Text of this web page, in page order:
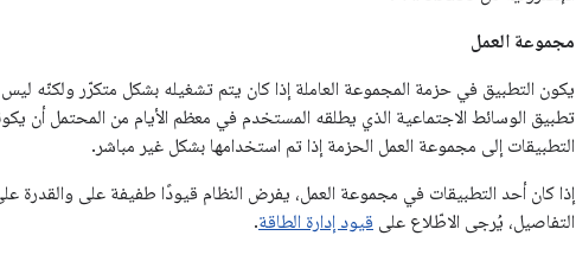
مجموعة العمل
يكون التطبيق في حزمة المجموعة العاملة إذا كان يتم تشغيله بشكل متكرّر ولكنّه
تطبيق الوسائط الاجتماعية الذي يطلقه المستخدم في معظم الأيام من المحتمل أن
التطبيقات إلى مجموعة العمل الحزمة إذا تم استخدامها بشكل غير مباشر.
إذا كان أحد التطبيقات في مجموعة العمل، يفرض النظام قيودًا طفيفة على والقدرة
التفاصيل، يُرجى الاطّلاع على قيود إدارة الطاقة.